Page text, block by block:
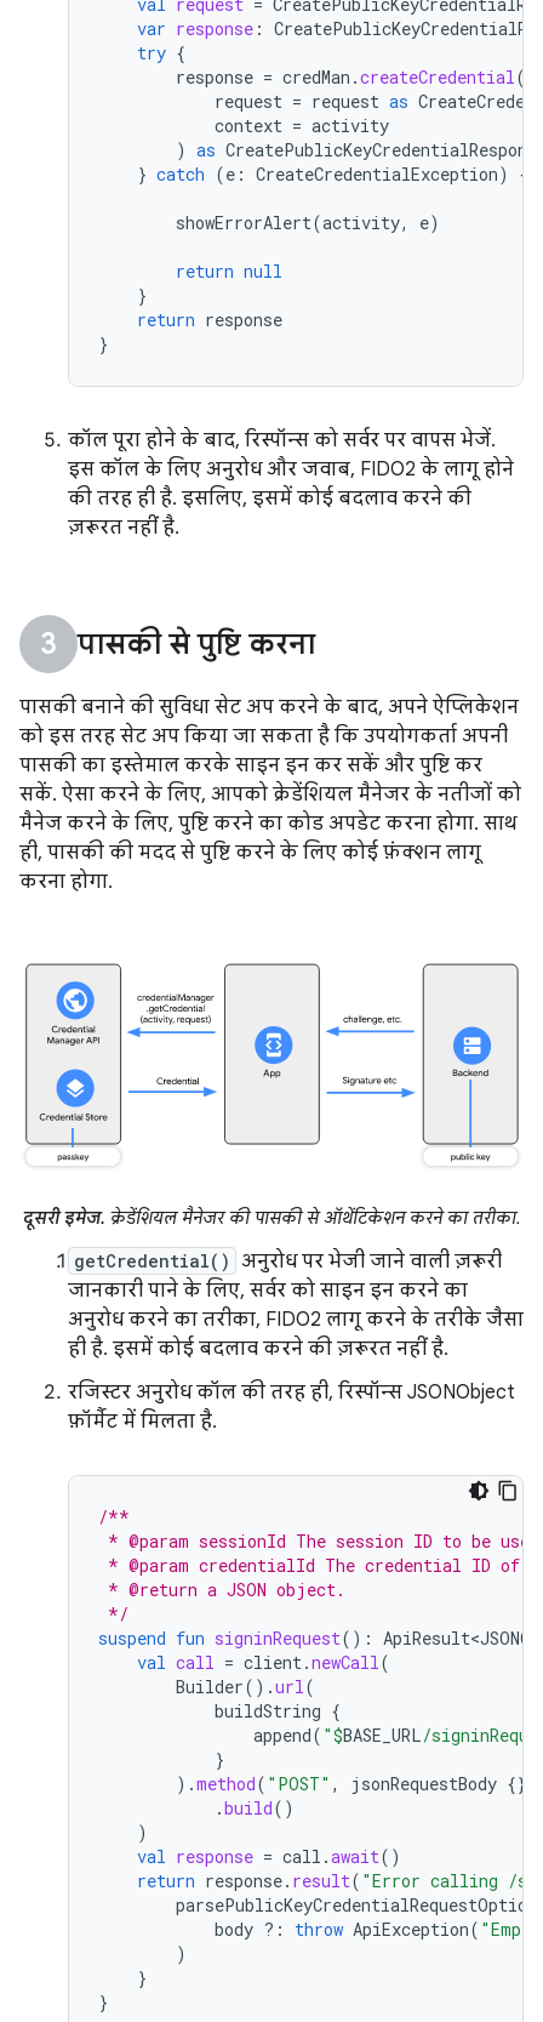
var response :
try {
response = credMan .createCredential(
request = request as
context = activity
) as
} catch (e : CreateCredentialException) {
showErrorAlert(activity, e)
return null
}
return response
}
कॉल पूरा होने के बाद, रिस्पॉन्स को सर्वर पर वापस भेजें.
इस कॉल के लिए अनुरोध और जवाब, FIDO2 के लागू होने
की तरह ही है. इसलिए, इसमें कोई बदलाव करने की
ज़रूरत नहीं है.
पासकी से पुष्टि करना
पासकी बनाने की सुविधा सेट अप करने के बाद, अपने ऐप्लिकेशन
को इस तरह सेट अप किया जा सकता है कि उपयोगकर्ता अपनी
पासकी का इस्तेमाल करके साइन इन कर सकें और पुष्टि कर
सकें. ऐसा करने के लिए, आपको क्रेडेंशियल मैनेजर के नतीजों को
मैनेज करने के लिए, पुष्टि करने का कोड अपडेट करना होगा. साथ
ही, पासकी की मदद से पुष्टि करने के लिए कोई फ़ंक्शन लागू
करना होगा.
दूसरी इमेज. क्रेडेंशियल मैनेजर की पासकी से ऑथेंटिकेशन करने का तरीका.
getCredential() अनुरोध पर भेजी जाने वाली ज़रूरी
जानकारी पाने के लिए, सर्वर को साइन इन करने का
अनुरोध करने का तरीका, FIDO2 लागू करने के तरीके जैसा
ही है. इसमें कोई बदलाव करने की ज़रूरत नहीं है.
रजिस्टर अनुरोध कॉल की तरह ही, रिस्पॉन्स JSONObject
फ़ॉर्मैट में मिलता है.
/**
* @param sessionId The session ID to be
* @param credentialId The credential ID of
* @return a JSON object.
*/
suspend fun signinRequest():
val call = client.newCall(
Builder().url(
buildString {
append( "$BASE_URL/
}
).method( "POST" , jsonRequestBody {})
.build()
)
val response = call .await()
return response. result( "Error calling /
body ?: throw ApiException(
)
}
}